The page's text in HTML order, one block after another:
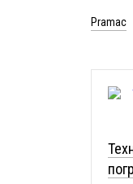
Pramac